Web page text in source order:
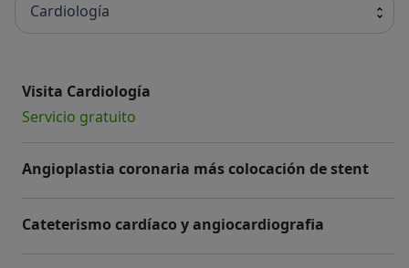
Cardiología
Visita Cardiología
Servicio gratuito
Angioplastia coronaria más colocación de stent
Cateterismo cardíaco y angiocardiografia